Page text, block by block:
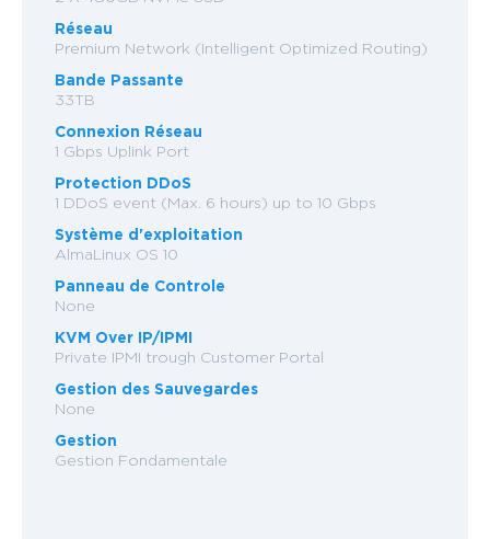
Réseau
Premium Network (Intelligent Optimized Routing)
Bande Passante
33TB
Connexion Réseau
1 Gbps Uplink Port
Protection DDoS
1 DDoS event (Max. 6 hours) up to 10 Gbps
Système d'exploitation
AlmaLinux OS 10
Panneau de Controle
None
KVM Over IP/IPMI
Private IPMI trough Customer Portal
Gestion des Sauvegardes
None
Gestion
Gestion Fondamentale